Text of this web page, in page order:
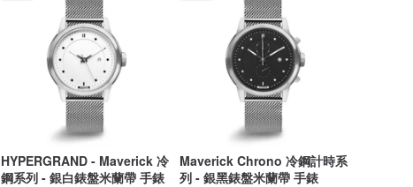
HYPERGRAND - Maverick 冷
鋼系列 - 銀白錶盤米蘭帶 手錶
Maverick Chrono 冷鋼計時系
列 - 銀黑錶盤米蘭帶 手錶